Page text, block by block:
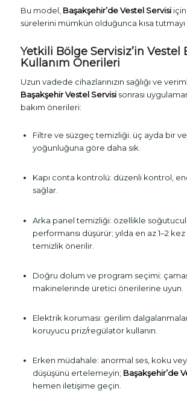
Bu model, Başakşehir’de Vestel Servisiiçin
sürelerini mümkün olduğunca kısa
Yetkili Bölge Servisiz’in Vestel
Kullanım Önerileri
Uzun vadede cihazlarınızın sağlığı ve
Başakşehir Vestel Servisisonrası
bakım önerileri:
Filtre ve süzgeç temizliği: üç ayda bir
yoğunluğuna göre daha sık.
Kapı conta kontrolü: düzenli kontrol,
sağlar.
Arka panel temizliği: özellikle
performansı düşürür; yılda en az 1–2
temizlik önerilir.
Doğru dolum ve program seçimi:
makinelerinde üretici önerilerine uyun.
Elektrik koruması: gerilim
koruyucu priz/regülatör kullanın.
Erken müdahale: anormal ses, koku
düşüşünü ertelemeyin; Başakşehir’de
hemen iletişime geçin.